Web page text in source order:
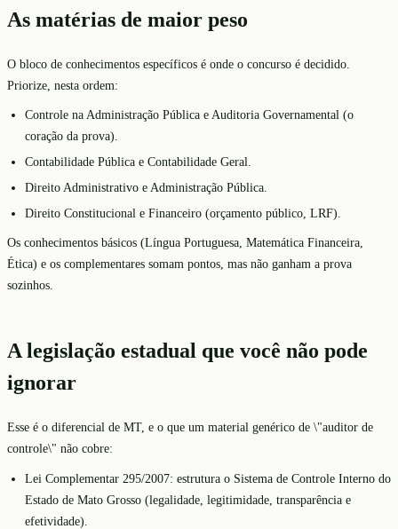
As matérias de maior peso
O bloco de conhecimentos específicos é onde o concurso é decidido.
Priorize, nesta ordem:
Controle na Administração Pública e Auditoria Governamental (o
coração da prova).
Contabilidade Pública e Contabilidade Geral.
Direito Administrativo e Administração Pública.
Direito Constitucional e Financeiro (orçamento público, LRF).
Os conhecimentos básicos (Língua Portuguesa, Matemática Financeira,
Ética) e os complementares somam pontos, mas não ganham a prova
sozinhos.
A legislação estadual que você não pode
ignorar
Esse é o diferencial de MT, e o que um material genérico de \"auditor de
controle\" não cobre:
Lei Complementar 295/2007: estrutura o Sistema de Controle Interno do
Estado de Mato Grosso (legalidade, legitimidade, transparência e
efetividade).